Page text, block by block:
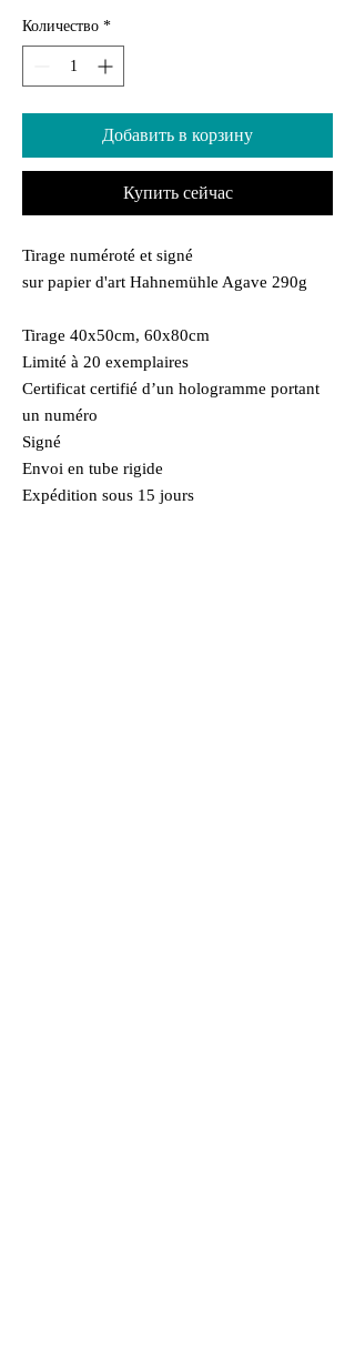
Количество *
Добавить в корзину
Купить сейчас
Tirage numéroté et signé
sur papier d'art Hahnemühle Agave 290g
Tirage 40x50cm, 60x80cm
Limité à 20 exemplaires
Certificat certifié d’un hologramme portant
un numéro
Signé
Envoi en tube rigide
Expédition sous 15 jours